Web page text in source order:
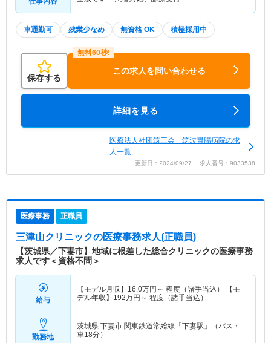
車通勤可 残業少なめ 無資格 OK 積極採用中
保存する
この求人を問い合わせる
詳細を見る
医療法人社団筑三会 筑波胃腸病院の求
人一覧
更新日：2024/09/27 求人番号：9033538
医療事務 正職員
三津山クリニックの医療事務求人(正職員)
【茨城県／下妻市】地域に根差した総合クリニックの医療事務
求人です＜資格不問＞
給与
【モデル月収】 16.0万円～ 程度（諸手当込） 【モ
デル年収】 192万円～ 程度（諸手当込）
勤務地
茨城県 下妻市 関東鉄道常総線「下妻駅」（バス・
車18分）